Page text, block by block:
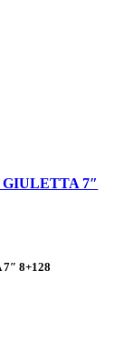
7″
8+128